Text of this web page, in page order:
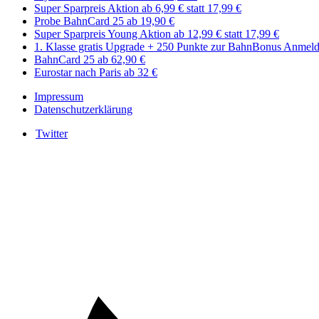
Super Sparpreis Aktion ab 6,99 € statt 17,99 €
Probe BahnCard 25 ab 19,90 €
Super Sparpreis Young Aktion ab 12,99 € statt 17,99 €
1. Klasse gratis Upgrade + 250 Punkte zur BahnBonus
BahnCard 25 ab 62,90 €
Eurostar nach Paris ab 32 €
Impressum
Datenschutzerklärung
Twitter